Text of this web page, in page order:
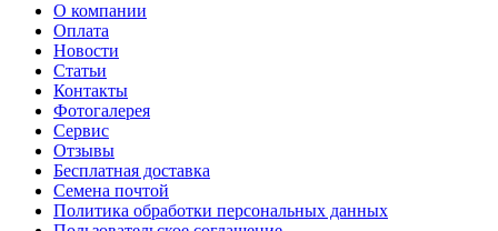
Тмин
Трава для чая
Туласи
Укроп
Фенхель пряный
Хризантема овощная
Цикорий пряный
Цикорий салатный (Витлуф)
Черемша
Шпинат
Щавель
О компании
Оплата
Новости
Статьи
Контакты
Фотогалерея​
Сервис
Отзывы
Бесплатная доставка
Семена почтой
Политика обработки персональных данных